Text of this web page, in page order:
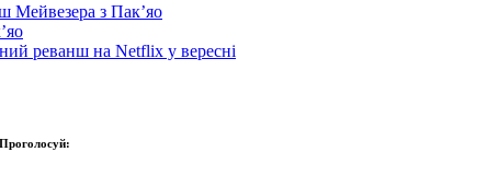
Мейвезера з Пак’яо
реванш на Netflix у вересні